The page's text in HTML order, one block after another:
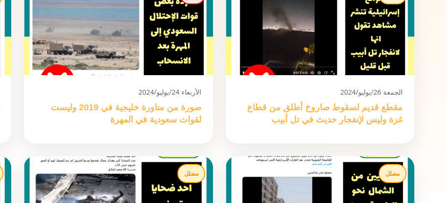
الجمعة 26/يوليو/2024
مقطع قديم لسقوط صاروخ أطلق من قطاع
غزة وليس لإنفجار حديث في تل أبيب
الأربعاء 24/يوليو/2024
صورة من مناورة خليجية في 2019 وليست
لقوات سعودية في المهرة
مضلل مضلل